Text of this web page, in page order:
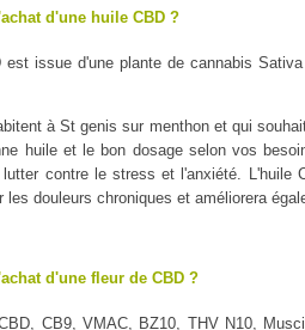
d'une huile CBD ?
est issue d'une plante de cannabis
à St genis sur menthon et qui
huile et le bon dosage selon vos
contre le stress et l'anxiété.
les douleurs chroniques et améliorera
d'une fleur de CBD ?
CB9, VMAC, BZ10, THV N10,